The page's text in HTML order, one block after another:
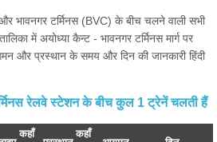
भावनगर टर्मिनस (BVC) के बीच चलने वाली सभी
में अयोध्या कैन्ट - भावनगर टर्मिनस मार्ग पर
और प्रस्थान के समय और दिन की जानकारी हिंदी
रेलवे स्टेशन के बीच कुल 1 ट्रेनें चलती हैं
कहाँ
कहाँ